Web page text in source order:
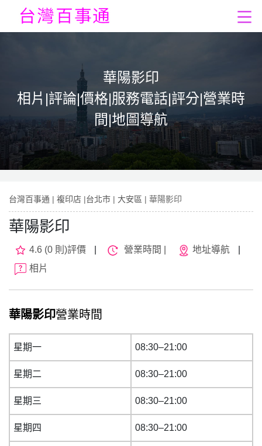
華陽影印
相片|評論|價格|服務電話|評分|營業時
間|地圖導航
台灣百事通 | 複印店 |台北市 | 大安區 | 華陽影印
華陽影印
4.6 (0 則)評價 營業時間 | 地址導航
相片
華陽影印營業時間
星期一 08:30–21:00
星期二 08:30–21:00
星期三 08:30–21:00
星期四 08:30–21:00